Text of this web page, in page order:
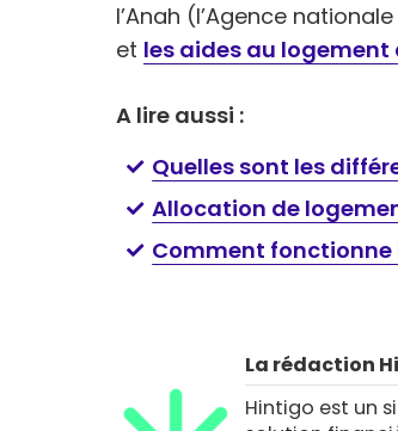
l’Anah (l’Agence
et les aides au logement
A lire aussi :
Quelles sont les
Allocation de
Comment fonctionne
La rédaction
Hintigo est un